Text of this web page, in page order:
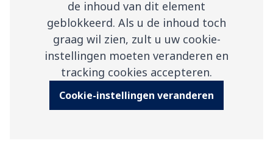
de inhoud van dit element
geblokkeerd. Als u de inhoud toch
graag wil zien, zult u uw cookie-
instellingen moeten veranderen en
tracking cookies accepteren.
Cookie-instellingen veranderen